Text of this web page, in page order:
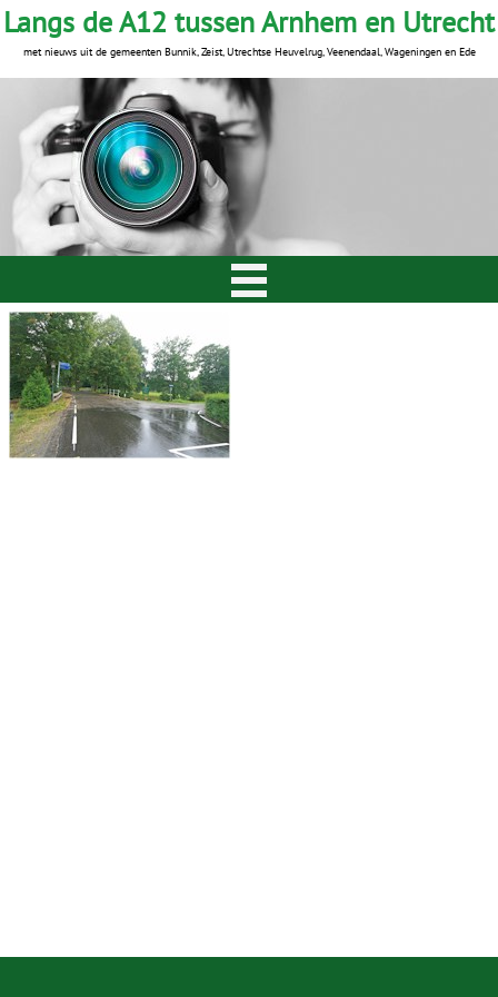
Langs de A12 tussen Arnhem en Utrecht
met nieuws uit de gemeenten Bunnik, Zeist, Utrechtse Heuvelrug, Veenendaal, Wageningen en Ede